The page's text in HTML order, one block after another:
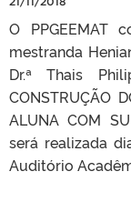
O PPGEEMAT
mestranda
Dr.ª Thais
CONSTRUÇÃO
ALUNA COM
será realizada
Auditório